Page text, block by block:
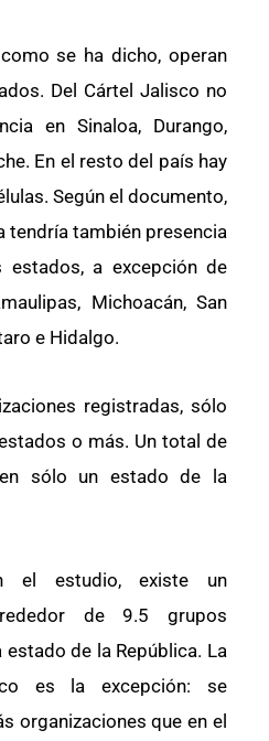
se ha dicho, operan
Del Cártel Jalisco no
en Sinaloa, Durango,
En el resto del país hay
Según el documento,
tendría también presencia
a excepción de
Michoacán, San
e Hidalgo.
registradas, sólo
o más. Un total de
sólo un estado de la
el estudio, existe un
de 9.5 grupos
de la República. La
es la excepción: se
organizaciones que en el